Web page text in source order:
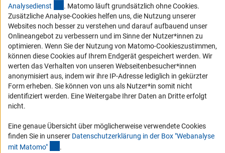
Vergabeverfahren
Barrierefreiheit
Service und Informationen für Menschen mit Behinderungen
Erklärung zur Barrierefreiheit
Barriere melden
DFG-aktuell
schauen Sie sich die Ausgaben online an.
Analysedienst (externer Link)
. Matomo läuft grundsätzlich ohne Cookies.
Zusätzliche Analyse-Cookies helfen uns, die Nutzung unserer
Websites noch besser zu verstehen und darauf aufbauend unser
Onlineangebot zu verbessern und im Sinne der Nutzer*innen zu
optimieren. Wenn Sie der Nutzung von Matomo-Cookieszustimmen,
können diese Cookies auf Ihrem Endgerät gespeichert werden. Wir
werten das Verhalten von unseren Webseitenbesucher*innen
anonymisiert aus, indem wir ihre IP-Adresse lediglich in gekürzter
Form erheben. Sie können von uns als Nutzer*in somit nicht
identifiziert werden. Eine Weitergabe Ihrer Daten an Dritte erfolgt
nicht.
Eine genaue Übersicht über möglicherweise verwendete Cookies
finden Sie in unserer Datenschutzerklärung in der Box "Webanalyse
mit Matomo" .